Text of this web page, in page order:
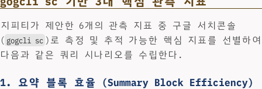
지피티가 제안한 6개의 관측 지표 중 구글 서치콘솔
( gogcli sc )로 측정 및 추적 가능한 핵심 지표를 선별하여
다음과 같은 쿼리 시나리오를 수립한다.
1. 요약 블록 효율 (Summary Block Efficiency)